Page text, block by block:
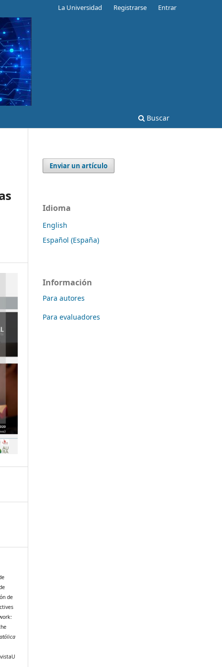
Buscar
La Universidad Registrarse Entrar
de
Enviar un artículo
Idioma
English
Español (España)
Información
Para autores
Para evaluadores